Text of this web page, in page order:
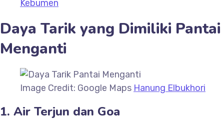
Kebumen
Daya Tarik yang Dimiliki Pantai
Menganti
Image Credit: Google Maps Hanung Elbukhori
1. Air Terjun dan Goa